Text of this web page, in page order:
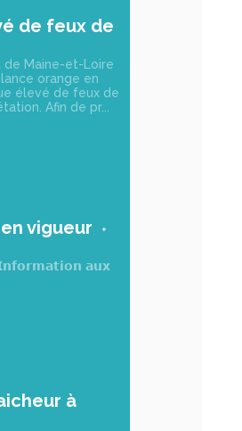
de feux de
de Maine-et-Loire
orange en
élevé de feux de
Afin de pr...
vigueur
𝗮𝘂𝘅
à